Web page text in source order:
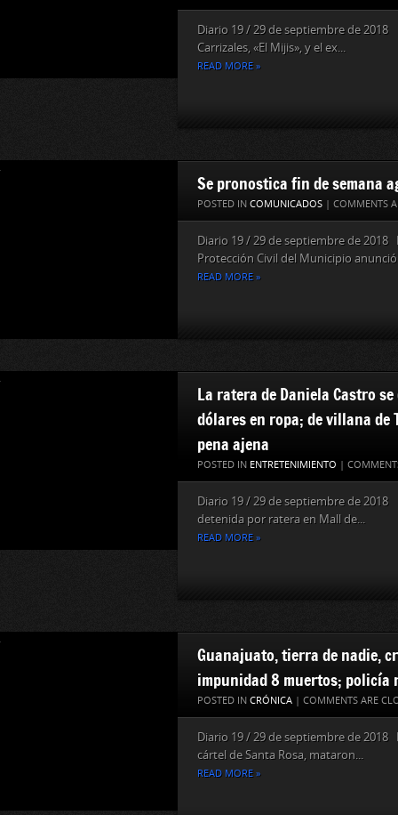
Diario 19 / 29 de septiembre de
Carrizales, «El Mijis», y el ex...
READ MORE »
Se pronostica fin de semana
POSTED IN COMUNICADOS | COMMENTS
Diario 19 / 29 de septiembre de 2018
Protección Civil del Municipio
READ MORE »
La ratera de Daniela Castro
dólares en ropa; de villana de
pena ajena
POSTED IN ENTRETENIMIENTO |
Diario 19 / 29 de septiembre de
detenida por ratera en Mall de...
READ MORE »
Guanajuato, tierra de nadie,
impunidad 8 muertos; policía
POSTED IN CRÓNICA | COMMENTS ARE
Diario 19 / 29 de septiembre de
cártel de Santa Rosa, mataron...
READ MORE »